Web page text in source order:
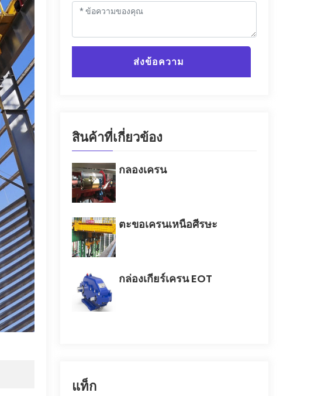
ส่งข้อความ
สินค้าที่เกี่ยวข้อง
กลองเครน
ตะขอเครนเหนือศีรษะ
กล่องเกียร์เครน EOT
แท็ก